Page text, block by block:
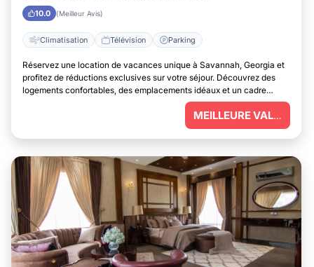
10.0 (Meilleur Avis)
Climatisation Télévision Parking
Réservez une location de vacances unique à Savannah, Georgia et
profitez de réductions exclusives sur votre séjour. Découvrez des
logements confortables, des emplacements idéaux et un cadre
MEILLEURE VALEUR